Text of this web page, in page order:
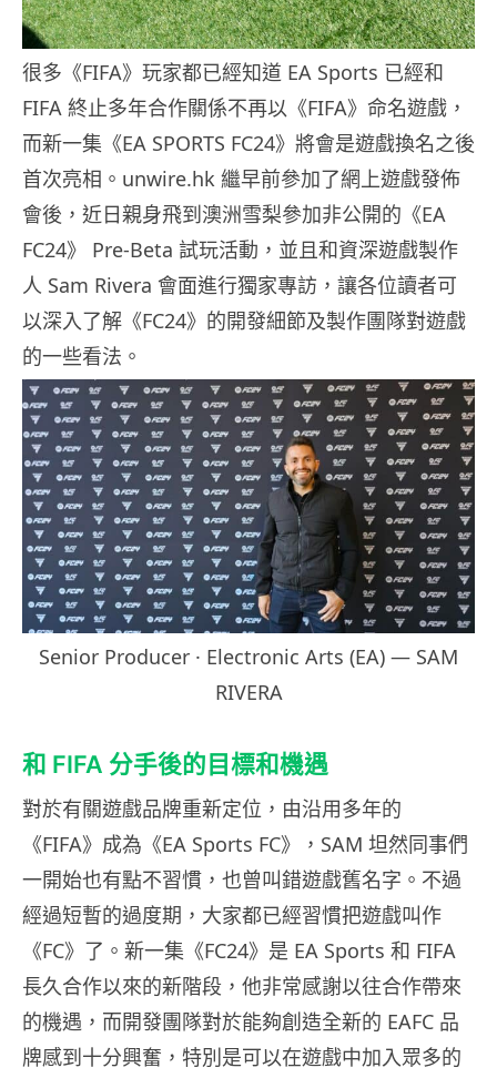
很多《FIFA》玩家都已經知道 EA Sports 已經和
FIFA 終止多年合作關係不再以《FIFA》命名遊戲，
而新一集《EA SPORTS FC24》將會是遊戲換名之後
首次亮相。unwire.hk 繼早前參加了網上遊戲發佈
會後，近日親身飛到澳洲雪梨參加非公開的《EA
FC24》 Pre-Beta 試玩活動，並且和資深遊戲製作
人 Sam Rivera 會面進行獨家專訪，讓各位讀者可
以深入了解《FC24》的開發細節及製作團隊對遊戲
的一些看法。
Senior Producer · Electronic Arts (EA) — SAM
RIVERA
和 FIFA 分手後的目標和機遇
對於有關遊戲品牌重新定位，由沿用多年的
《FIFA》成為《EA Sports FC》，SAM 坦然同事們
一開始也有點不習慣，也曾叫錯遊戲舊名字。不過
經過短暫的過度期，大家都已經習慣把遊戲叫作
《FC》了。新一集《FC24》是 EA Sports 和 FIFA
長久合作以來的新階段，他非常感謝以往合作帶來
的機遇，而開發團隊對於能夠創造全新的 EAFC 品
牌感到十分興奮，特別是可以在遊戲中加入眾多的